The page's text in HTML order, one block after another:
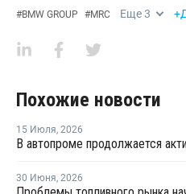
#BMW GROUP #MRC Еще3
Похожие новости
15 Июля, 2026
30 Июня, 2026